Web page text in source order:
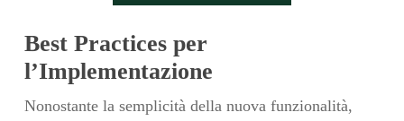
Best Practices per
l’Implementazione
Nonostante la semplicità della nuova funzionalità,